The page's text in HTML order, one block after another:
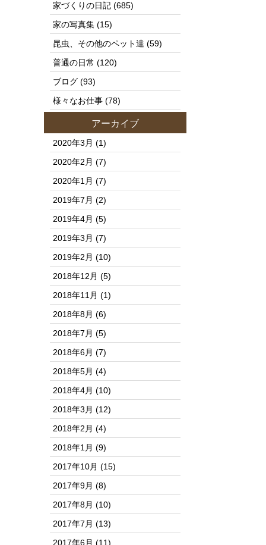
家づくりの日記 (685)
家の写真集 (15)
昆虫、その他のペット達 (59)
普通の日常 (120)
ブログ (93)
様々なお仕事 (78)
アーカイブ
2020年3月 (1)
2020年2月 (7)
2020年1月 (7)
2019年7月 (2)
2019年4月 (5)
2019年3月 (7)
2019年2月 (10)
2018年12月 (5)
2018年11月 (1)
2018年8月 (6)
2018年7月 (5)
2018年6月 (7)
2018年5月 (4)
2018年4月 (10)
2018年3月 (12)
2018年2月 (4)
2018年1月 (9)
2017年10月 (15)
2017年9月 (8)
2017年8月 (10)
2017年7月 (13)
2017年6月 (11)